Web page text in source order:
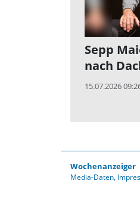
Sepp
nach
15.07.2026
Wochenanzeiger
Media-Daten